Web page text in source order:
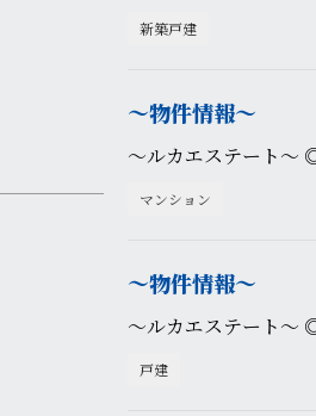
新築戸建
〜物件情報〜
〜ルカエステート
マンション
〜物件情報〜
〜ルカエステート
戸建